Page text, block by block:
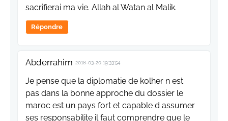
sacrifierai ma vie. Allah al Watan al Malik.
Répondre
Abderrahim 2018-03-20 19:33:54
Je pense que la diplomatie de kolher n est
pas dans la bonne approche du dossier le
maroc est un pays fort et capable d assumer
ses responsabilite il faut comprendre que le